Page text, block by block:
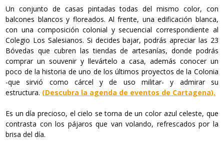
Un conjunto de casas pintadas todas del mismo color, con
balcones blancos y floreados. Al frente, una edificación blanca,
con una composición colonial y secuencial correspondiente al
Colegio Los Salesianos. Si decides bajar, podrás apreciar las 23
Bóvedas que cubren las tiendas de artesanías, donde podrás
comprar un souvenir y llevártelo a casa, además conocer un
poco de la historia de uno de los últimos proyectos de la Colonia
-que sirvió como cárcel y de uso militar- y admirar su
estructura. (Descubra la agenda de eventos de Cartagena).
Es un día precioso, el cielo se torna de un color azul celeste, que
contrasta con los pájaros que van volando, refrescados por la
brisa del día.